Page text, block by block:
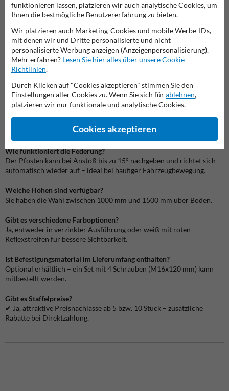
Ob in 1000 mm oder 1500 mm Höhe – dieser Pfosten überzeugt
durch Sichtbarkeit, Widerstandsfähigkeit und Beweglichkeit. Dank
Pulverbeschichtung in Weiß mit roten Reflektorstreifen ist er auch
bei schlechten Lichtverhältnissen gut erkennbar. Der integrierte
Federmechanismus schützt sowohl Fahrzeug als auch Infrastruktur
bei versehentlichem Kontakt.
Rammschutzbügel zur Bodenmontage– ideal für Maschinen oder
Regale.
➡️ Weitere robuste Varianten finden Sie in der Kategorie
Rammschutz für Lager und Betrieb.
Häufig gestellte Fragen (FAQ)
Wie funktioniert die Federung?
Der Pfosten kann bei Anstoß bis zu 15° nachgeben und richtet sich
automatisch wieder auf – ideal bei häufiger Fahrzeugbewegung.
Welche Höhen sind verfügbar?
Sie haben die Wahl zwischen 1000 mm und 1500 mm über Boden.
Gibt es verschiedene Farboptionen?
Ja, entweder in verzinkter Ausführung oder weiß mit roten
Reflexstreifen für bessere Sichtbarkeit.
Ist Befestigungsmaterial im Lieferumfang enthalten?
Optional erhältlich – ein Set mit 4 Schrauben (M16x120 mm) kann
mitbestellt werden.
Gibt es Staffelpreise?
✔ Ja, attraktive Preisnachlässe ab 5 bzw. 10 Stück – zusätzliche
Rabatte bei Direktzahlung.
funktionieren lassen, platzieren wir auch analytische Cookies, um
Ihnen die bestmögliche Benutzererfahrung zu bieten.
Wir platzieren auch Marketing-Cookies und mobile Werbe-IDs,
mit denen wir und Dritte personalisierte und nicht
personalisierte Werbung anzeigen (Anzeigenpersonalisierung).
Mehr erfahren? Lesen Sie hier alles über unsere Cookie-
Richtlinien.
Durch Klicken auf "Cookies akzeptieren" stimmen Sie den
Einstellungen aller Cookies zu. Wenn Sie sich fürablehnen,
platzieren wir nur funktionale und analytische Cookies.
Cookies akzeptieren